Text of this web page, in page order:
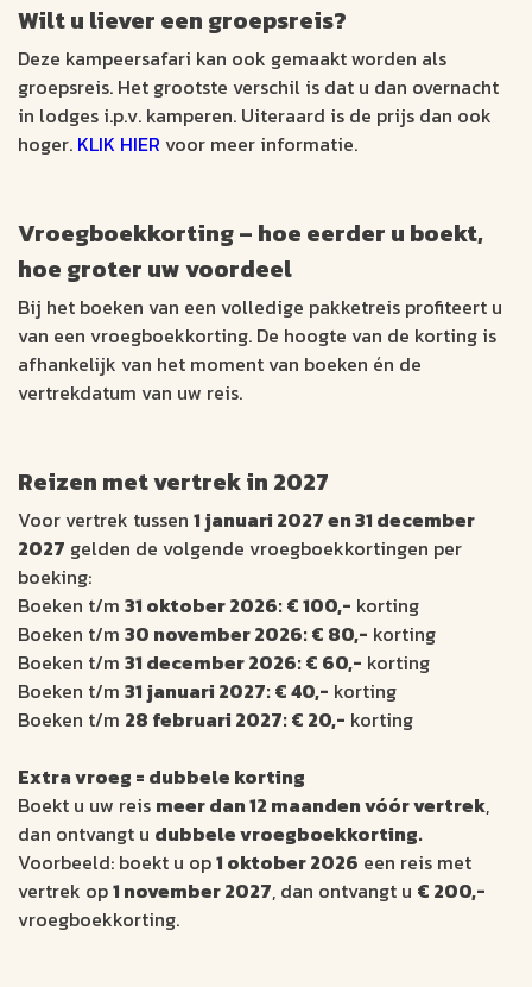
Wilt u liever een groepsreis?
Deze kampeersafari kan ook gemaakt worden als
groepsreis. Het grootste verschil is dat u dan overnacht
in lodges i.p.v. kamperen. Uiteraard is de prijs dan ook
hoger. KLIK HIER voor meer informatie.
Vroegboekkorting – hoe eerder u boekt,
hoe groter uw voordeel
Bij het boeken van een volledige pakketreis profiteert u
van een vroegboekkorting. De hoogte van de korting is
afhankelijk van het moment van boeken én de
vertrekdatum van uw reis.
Reizen met vertrek in 2027
Voor vertrek tussen 1 januari 2027 en 31 december
2027 gelden de volgende vroegboekkortingen per
boeking:
Boeken t/m 31 oktober 2026: € 100,- korting
Boeken t/m 30 november 2026: € 80,- korting
Boeken t/m 31 december 2026: € 60,- korting
Boeken t/m 31 januari 2027: € 40,- korting
Boeken t/m 28 februari 2027: € 20,- korting
Extra vroeg = dubbele korting
Boekt u uw reis meer dan 12 maanden vóór vertrek,
dan ontvangt u dubbele vroegboekkorting.
Voorbeeld: boekt u op1 oktober 2026 een reis met
vertrek op1 november 2027, dan ontvangt u € 200,-
vroegboekkorting.